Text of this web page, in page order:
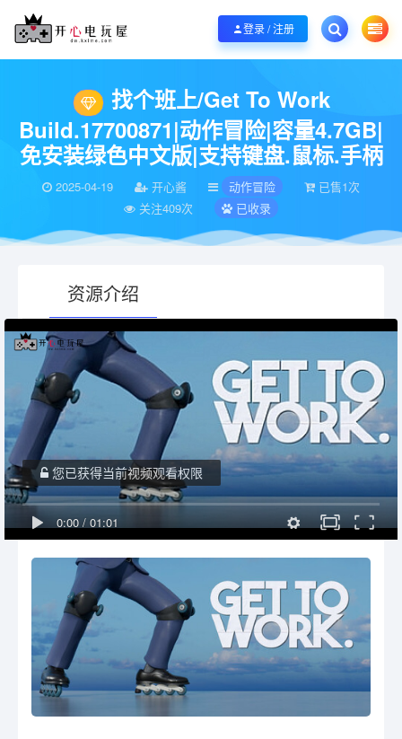
欢迎您光临开心电玩屋，本站专注分享精品整合游戏！销售只是起点！服务永无
登录 / 注册
当前位置： 开心电玩屋 动作冒险 >找个班上/Get To Work
找个班上/Get To Work
Build.17700871|动作冒险|容量4.7GB|
免安装绿色中文版|支持键盘.鼠标.手柄
2025-04-19 开心酱 动作冒险
已售1次
关注409次
已收录
资源介绍
有疑问？请点击复制链接咨询！
0:00 / 01:01
您已获得当前视频观看权限